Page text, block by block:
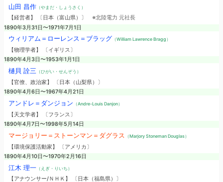
山田 昌作（やまだ・しょうさく）
【経営者】 〔日本（富山県）〕 ※北陸電力 元社長
1890年3月31日〜1971年7月1日
ウィリアム＝ローレンス＝ブラッグ （William Lawrence Bragg）
【物理学者】 〔イギリス〕
1890年4月3日〜1953年1月1日
樋貝 詮三 （ひがい・せんぞう）
【官僚、政治家】 〔日本（山梨県）〕
1890年4月6日〜1967年4月21日
アンドレ＝ダンジョン （Andre-Louis Danjon）
【天文学者】 〔フランス〕
1890年4月7日〜1998年5月14日
マージョリー＝ストーンマン＝ダグラス （Marjory Stoneman Douglas）
【環境保護活動家】 〔アメリカ〕
1890年4月10日〜1970年2月16日
江木 理一（えぎ・りいち）
【アナウンサー/ＮＨＫ】 〔日本（福島県）〕